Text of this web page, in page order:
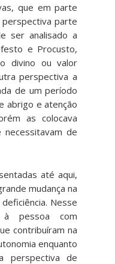
que em parte
parte
ser analisado a
e Procusto,
divino ou valor
perspectiva a
de um período
abrigo e atenção
as colocava
de
até aqui,
mudança na
Nesse
à pessoa com
contribuíram na
enquanto
perspectiva de